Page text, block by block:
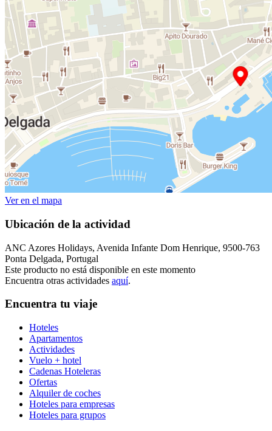
Ver en el mapa
Ubicación de la actividad
ANC Azores Holidays, Avenida Infante Dom Henrique, 9500-763
Ponta Delgada, Portugal
Este producto no está disponible en este momento
Encuentra otras actividades aquí.
Encuentra tu viaje
Hoteles
Apartamentos
Actividades
Vuelo + hotel
Cadenas Hoteleras
Ofertas
Alquiler de coches
Hoteles para empresas
Hoteles para grupos